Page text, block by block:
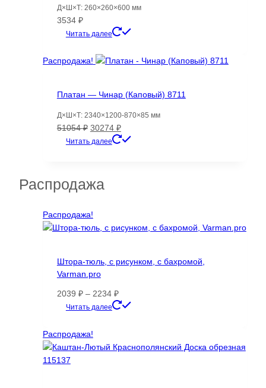
Д×Ш×Т: 260×260×600 мм
3534 ₽
Читать далее
Распродажа!
Платан — Чинар (Каповый) 8711
Д×Ш×Т: 2340×1200-870×85 мм
51054₽ Первоначальная
цена
30274 ₽Текущая
цена:
Читать далее
Распродажа
Распродажа!
Штора-тюль, с рисунком, с бахромой,
Varman.pro
2039 ₽ – 2234 ₽Диапазон
цен:
2234 ₽
Читать далее
несколько
Распродажа!